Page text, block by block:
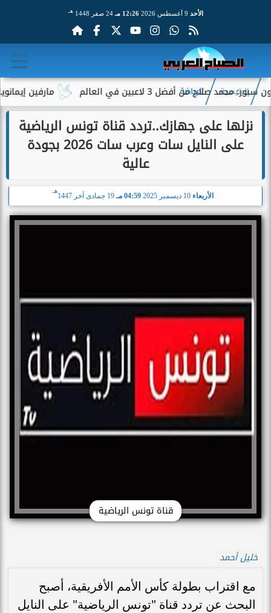
الأحد 12:26 مـ 24 صفر 1448 هـ
مارفين من أفضل 3 لاعبين في العالم
الرئيسية الرياضة
نزلها على جهازك..تردد قناة تونس الرياضية
على النايل سات وعرب سات 2026 بجودة
عالية
الأربعاء 04:59 مـ 19 جمادى آخر 1447
هـ
قناة تونس الرياضية
خليل أحمد
مع اقتراب بطولة كأس الأمم الأفريقية، أصبح
البحث عن تردد قناة "تونس الرياضية" على النايل